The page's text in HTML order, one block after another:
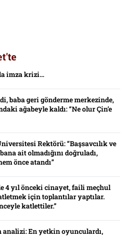
imza krizi…
baba geri gönderme merkezinde,
ağabeyle kaldı: “Ne olur Çin’e
Rektörü: “Başsavcılık ve
ait olmadığını doğruladı,
önce atandı”
4 yıl önceki cinayet, faili meçhul
için toplantılar yaptılar.
katlettiler.”
analizi: En yetkin oyunculardı,